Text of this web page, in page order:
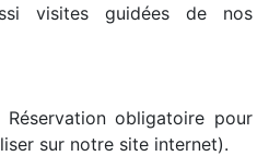
visites guidées de nos
obligatoire pour
sur notre site internet).